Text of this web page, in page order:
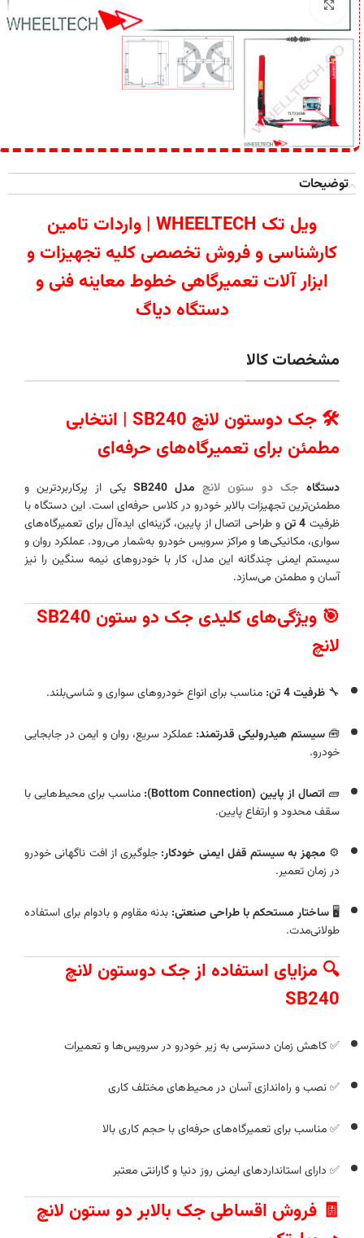
توضیحات
ویل تک WHEELTECH | واردات تامین
کارشناسی و فروش تخصصی کلیه تجهیزات و
ابزار آلات تعمیرگاهی خطوط معاینه فنی و
دستگاه دیاگ
مشخصات کالا
🛠️ جک دوستون لانچ SB240 | انتخابی
مطمئن برای تعمیرگاه‌های حرفه‌ای
دستگاه جک دو ستون لانچمدل SB240
یکی از پرکاربردترین و
مطمئن‌ترین تجهیزات بالابر خودرو در کلاس حرفه‌ای است. این دستگاه با
ظرفیت 4 تن
و طراحی اتصال از پایین، گزینه‌ای ایده‌آل برای تعمیرگاه‌های
سواری، مکانیکی‌ها و مراکز سرویس خودرو به‌شمار می‌رود. عملکرد روان و
سیستم ایمنی چندگانه این مدل، کار با خودروهای نیمه سنگین را نیز
آسان و مطمئن می‌سازد.
🎯 ویژگی‌های کلیدی جک دو ستون SB240
لانچ
🔧 ظرفیت 4 تن: مناسب برای انواع خودروهای سواری و شاسی‌بلند.
🧰سیستم هیدرولیکی قدرتمند: عملکرد سریع، روان و ایمن در جابجایی
خودرو.
🧱 اتصال از پایین (Bottom Connection):
مناسب برای محیط‌هایی با
سقف محدود و ارتفاع پایین.
⚙️ مجهز به سیستم قفل ایمنی خودکار: جلوگیری از افت ناگهانی خودرو
در زمان تعمیر.
🖥️ ساختار مستحکم با طراحی صنعتی: بدنه مقاوم و بادوام برای استفاده
طولانی‌مدت.
🔍 مزایای استفاده از جک دوستون لانچ
SB240
✅ کاهش زمان دسترسی به زیر خودرو در سرویس‌ها و تعمیرات
✅ نصب و راه‌اندازی آسان در محیط‌های مختلف کاری
✅ مناسب برای تعمیرگاه‌های حرفه‌ای با حجم کاری بالا
✅ دارای استانداردهای ایمنی روز دنیا و گارانتی معتبر
🧾 فروش اقساطی جک بالابر دو ستون لانچ